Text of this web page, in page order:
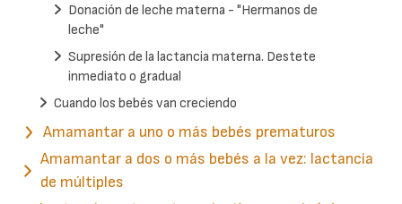
Amamantar a uno o más bebés prematuros
Amamantar a dos o más bebés a la vez: lactancia
de múltiples
Donación de leche materna - "Hermanos de
leche"
Supresión de la lactancia materna. Destete
inmediato o gradual
Cuando los bebés van creciendo